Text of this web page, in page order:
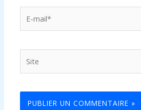
mail*